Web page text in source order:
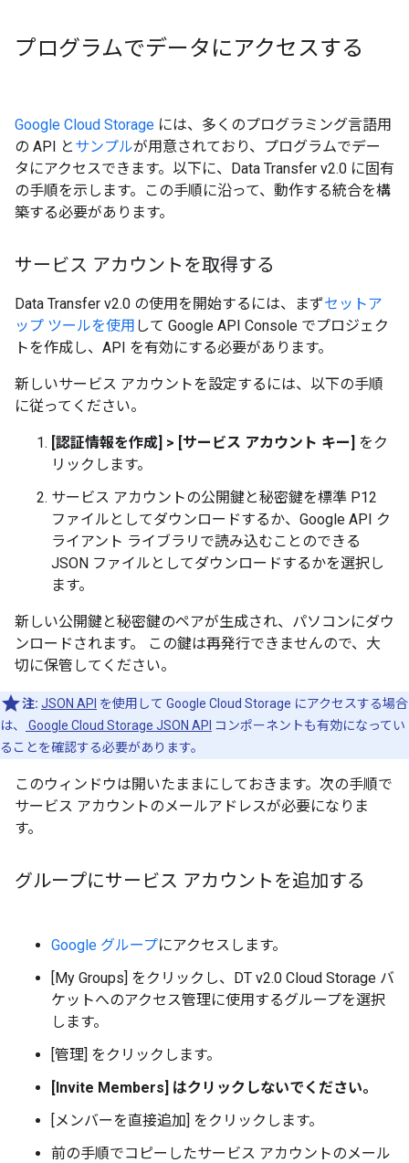
プログラムでデータにアクセスする
Google Cloud Storage には、多くのプログラミング言語用
の API と サンプルが用意されており、プログラムでデー
タにアクセスできます。以下に、Data Transfer v2.0 に固有
の手順を示します。この手順に沿って、動作する統合を構
築する必要があります。
サービス アカウントを取得する
Data Transfer v2.0 の使用を開始するには、まずセットア
ップ ツールを使用 して Google API Console でプロジェク
トを作成し、API を有効にする必要があります。
新しいサービス アカウントを設定するには、以下の手順
に従ってください。
[認証情報を作成] > [サービス アカウント キー] をク
リックします。
サービス アカウントの公開鍵と秘密鍵を標準 P12
ファイルとしてダウンロードするか、Google API ク
ライアント ライブラリで読み込むことのできる
JSON ファイルとしてダウンロードするかを選択し
ます。
新しい公開鍵と秘密鍵のペアが生成され、パソコンにダウ
ンロードされます。 この鍵は再発行できませんので、大
切に保管してください。
注: JSON API を使用して Google Cloud Storage にアクセスする場合
は、
Google Cloud Storage JSON API コンポーネントも有効になってい
ることを確認する必要があります。
このウィンドウは開いたままにしておきます。次の手順で
サービス アカウントのメールアドレスが必要になりま
す。
グループにサービス アカウントを追加する
Google グループにアクセスします。
[My Groups] をクリックし、DT v2.0 Cloud Storage バ
ケットへのアクセス管理に使用するグループを選択
します。
[管理] をクリックします。
[Invite Members] はクリックしないでください。
[メンバーを直接追加] をクリックします。
前の手順でコピーしたサービス アカウントのメール